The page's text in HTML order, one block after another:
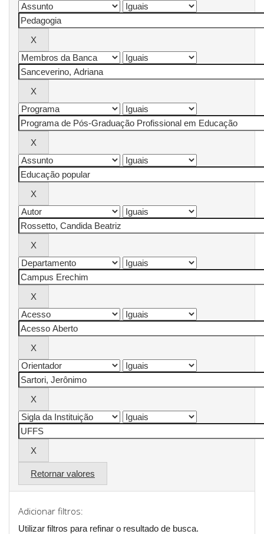
Retornar valores
Adicionar filtros:
Utilizar filtros para refinar o resultado de busca.